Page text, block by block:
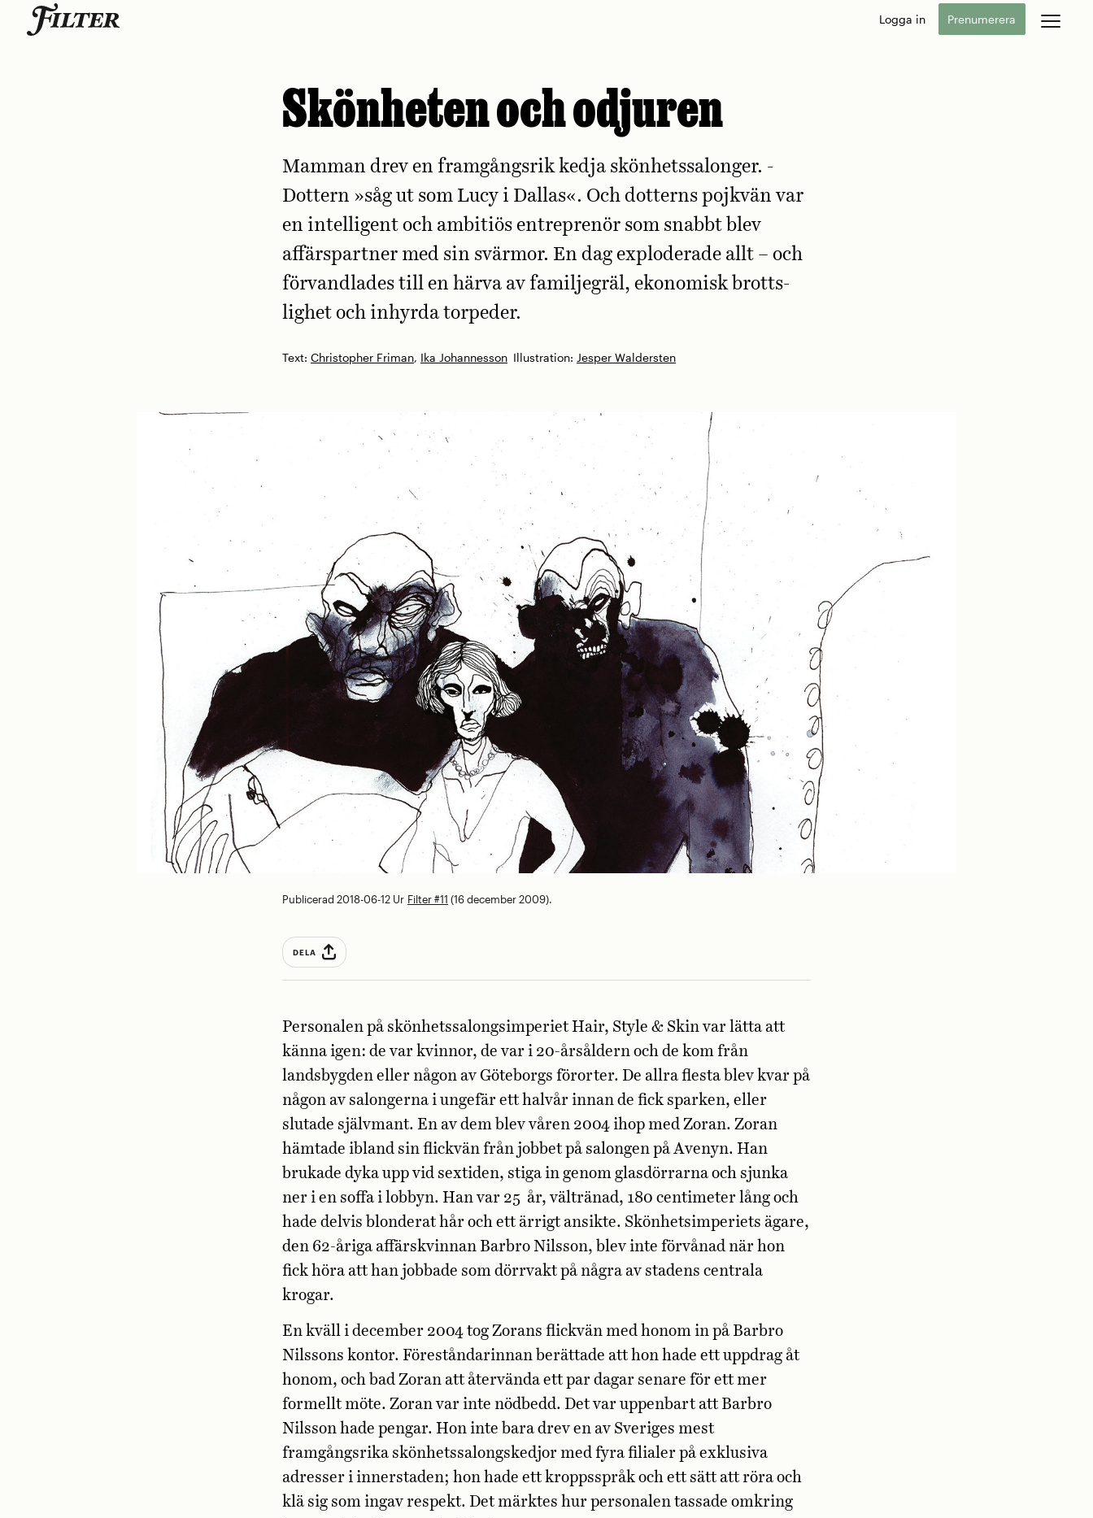
Logga in Prenumerera
Skönheten och odjuren
Text: Christopher Friman, Ika Johannesson Illustration: Jesper Waldersten
Mamman drev en ­framgångsrik ­kedja ­skönhetssalonger. ­
Dottern »såg ut som Lucy i ­Dallas«. Och ­dotterns ­pojkvän var
en ­intelligent och ­ambitiös ­entre­prenör som snabbt blev
affärs­partner med sin svärmor. En dag exploderade allt – och
­förvandlades till en härva av ­familjegräl, ­ekonomisk brotts­­
lighet och inhyrda torpeder.
Publicerad 2018-06-12 Ur Filter #11 (16 december 2009).
DELA
Personalen på skönhetssalongsimperiet Hair, Style & Skin var lätta att
känna igen: de var kvinnor, de var i 20-årsåldern och de kom från
landsbygden eller någon av Göteborgs förorter. De allra flesta blev kvar på
någon av salongerna i ungefär ett halvår innan de fick sparken, eller
slutade självmant. En av dem blev våren 2004 ihop med Zoran. Zoran
hämtade ibland sin flickvän från jobbet på salongen på Avenyn. Han
brukade dyka upp vid sextiden, stiga in genom glasdörrarna och sjunka
ner i en soffa i lobbyn. Han var 25 år, vältränad, 180 centimeter lång och
hade delvis blonderat hår och ett ärrigt ansikte. Skönhetsimperiets ägare,
den 62-åriga affärskvinnan Barbro Nilsson, blev inte förvånad när hon
fick höra att han jobbade som dörrvakt på några av stadens centrala
krogar.
En kväll i december 2004 tog Zorans flickvän med honom in på Barbro
Nilssons kontor. Föreståndarinnan berättade att hon hade ett uppdrag åt
honom, och bad Zoran att återvända ett par dagar senare för ett mer
formellt möte. Zoran var inte nödbedd. Det var uppenbart att Barbro
Nilsson hade pengar. Hon inte bara drev en av Sveriges mest
framgångsrika skönhetssalongskedjor med fyra filialer på exklusiva
adresser i innerstaden; hon hade ett kroppsspråk och ett sätt att röra och
klä sig som ingav respekt. Det märktes hur personalen tassade omkring